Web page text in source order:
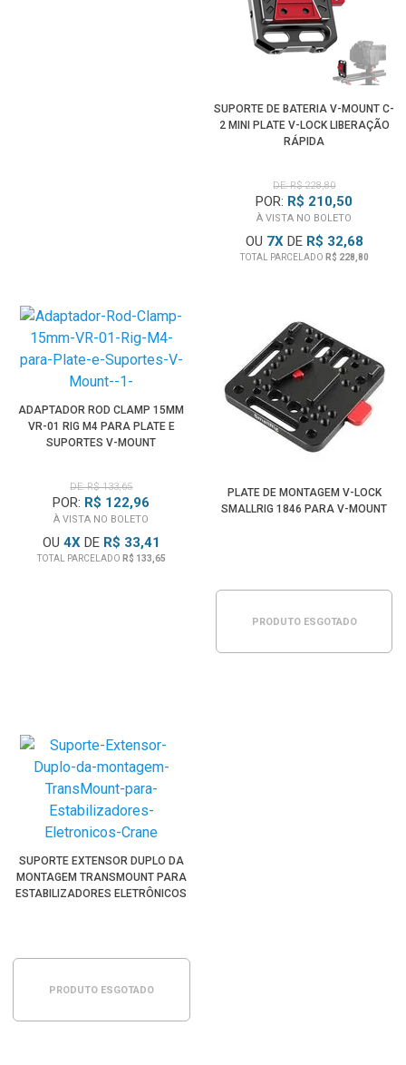
SUPORTE DE BATERIA V-MOUNT C-
2 MINI PLATE V-LOCK LIBERAÇÃO
RÁPIDA
DE: R$ 228,80
POR: R$ 210,50
À VISTA NO BOLETO
OU 7XDE R$ 32,68
TOTAL PARCELADO R$ 228,80
ADAPTADOR ROD CLAMP 15MM
VR-01 RIG M4 PARA PLATE E
SUPORTES V-MOUNT
DE: R$ 133,65
POR: R$ 122,96
À VISTA NO BOLETO
OU 4XDE R$ 33,41
TOTAL PARCELADO R$ 133,65
PLATE DE MONTAGEM V-LOCK
SMALLRIG 1846 PARA V-MOUNT
PRODUTO ESGOTADO
SUPORTE EXTENSOR DUPLO DA
MONTAGEM TRANSMOUNT PARA
ESTABILIZADORES ELETRÔNICOS
PRODUTO ESGOTADO